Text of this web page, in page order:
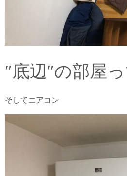
″底辺″の部屋
そしてエアコン